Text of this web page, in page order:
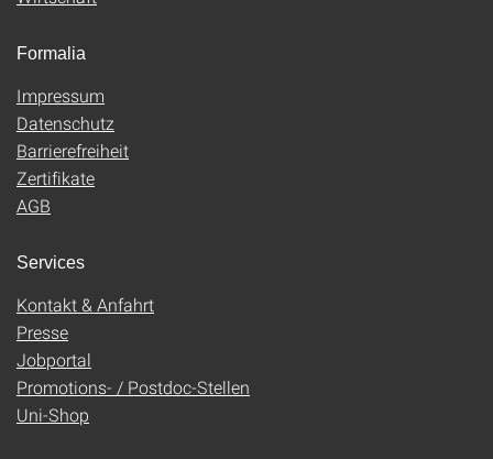
Formalia
Impressum
Datenschutz
Barrierefreiheit
Zertifikate
AGB
Services
Kontakt & Anfahrt
Presse
Jobportal
Promotions- / Postdoc-Stellen
Uni-Shop